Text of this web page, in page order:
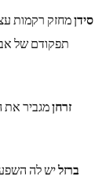
סידןמחזק רקמות
תפקודם של
זרחןמגביר את
ברזליש לה